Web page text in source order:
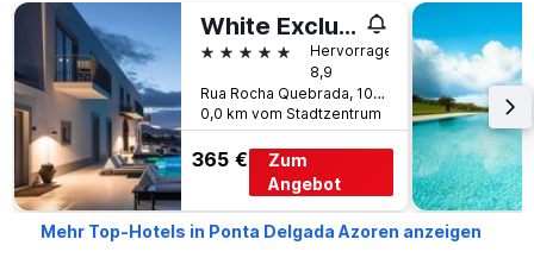
White Exclusive Suites & Villas
5 Sterne
Hervorragend
8,9
Rua Rocha Quebrada, 10, Ponta Delgada Azoren, Azoren, Portugal
0,0 km vom Stadtzentrum
365 €
Zum
Angebot
Mehr Top-Hotels in Ponta Delgada Azoren anzeigen